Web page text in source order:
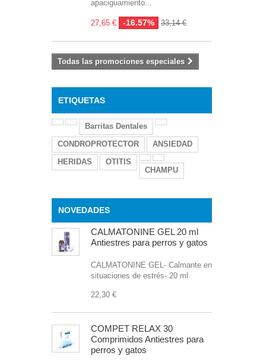
apaciguamiento...
27,65 € -16.57% 33,14 €
Todas las promociones especiales
ETIQUETAS
Barritas Dentales
CONDROPROTECTOR
ANSIEDAD
HERIDAS
OTITIS
CHAMPU
NOVEDADES
CALMATONINE GEL 20 ml
Antiestres para perros y gatos
CALMATONINE GEL- Calmante en
situaciones de estrés- 20 ml
22,30 €
COMPET RELAX 30
Comprimidos Antiestres para
perros y gatos